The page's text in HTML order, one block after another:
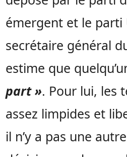
émergent et le parti
secrétaire général
estime que
part ». Pour lui, les
assez limpides et
il n’y a pas une